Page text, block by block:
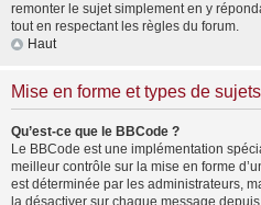
remonter le sujet simplement en y
tout en respectant les règles du forum.
Haut
Mise en forme et types de sujets
Qu’est-ce que le BBCode ?
Le BBCode est une implémentation
meilleur contrôle sur la mise en forme
est déterminée par les administrateurs,
la désactiver sur chaque message